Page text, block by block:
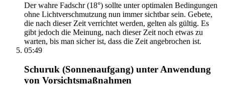
Der wahre Fadschr (18°) sollte unter optimalen Bedingungen
ohne Lichtverschmutzung nun immer sichtbar sein. Gebete,
die nach dieser Zeit verrichtet werden, gelten als gültig. Es
gibt jedoch die Meinung, nach dieser Zeit noch etwas zu
warten, bis man sicher ist, dass die Zeit angebrochen ist.
05:49
Schuruk (Sonnenaufgang) unter Anwendung
von Vorsichtsmaßnahmen